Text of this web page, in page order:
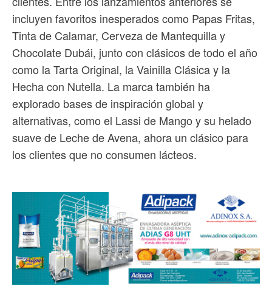
incluyen favoritos inesperados como Papas Fritas,
Tinta de Calamar, Cerveza de Mantequilla y
Chocolate Dubái, junto con clásicos de todo el año
como la Tarta Original, la Vainilla Clásica y la
Hecha con Nutella. La marca también ha
explorado bases de inspiración global y
alternativas, como el Lassi de Mango y su helado
suave de Leche de Avena, ahora un clásico para
los clientes que no consumen lácteos.